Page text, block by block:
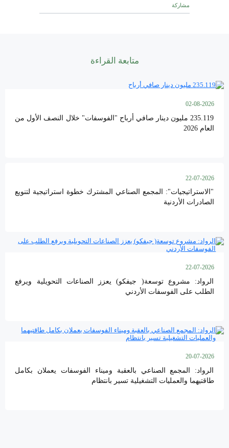
مشاركة
متابعة القراءة
02-08-2026
235.119 مليون دينار صافي أرباح "الفوسفات" خلال النصف الأول من
العام 2026
22-07-2026
"الاستراتيجيات": المجمع الصناعي المشترك خطوة استراتيجية لتنويع
الصادرات الأردنية
22-07-2026
الرواد: مشروع توسعة( جيفكو) يعزز الصناعات التحويلية ويرفع
الطلب على الفوسفات الأردني
20-07-2026
الرواد: المجمع الصناعي بالعقبة وميناء الفوسفات يعملان بكامل
طاقتيهما والعمليات التشغيلية تسير بانتظام